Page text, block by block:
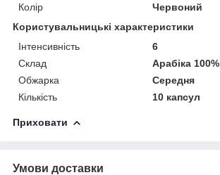
Колір
Червоний
Користувальницькі характеристики
Інтенсивність
6
Склад
Арабіка 100%
Обжарка
Середня
Кількість
10 капсул
Приховати
Умови доставки